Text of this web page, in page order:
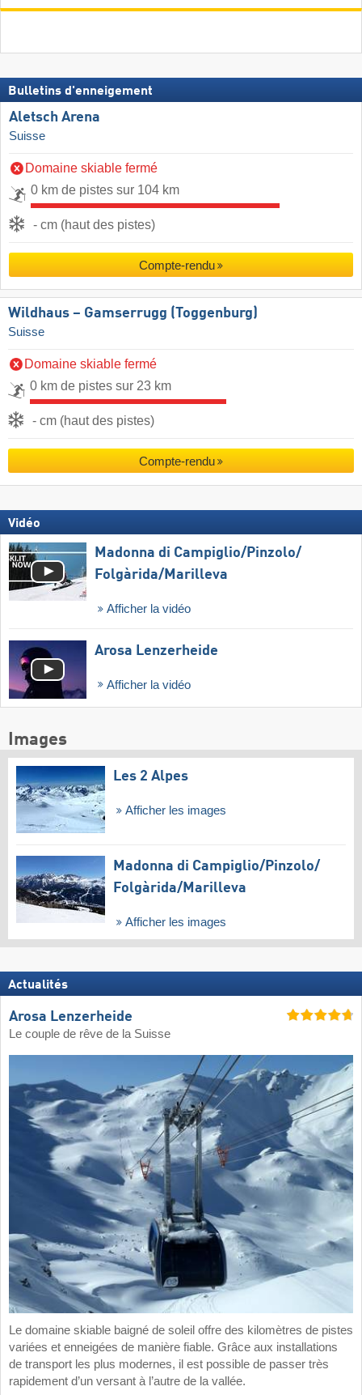
Bulletins d'enneigement
Aletsch Arena
Suisse
Domaine skiable fermé
0 km de pistes sur 104 km
- cm (haut des pistes)
Compte-rendu
Wildhaus – Gamserrugg (Toggenburg)
Suisse
Domaine skiable fermé
0 km de pistes sur 23 km
- cm (haut des pistes)
Compte-rendu
Vidéo
Madonna di Campiglio/​Pinzolo/​
Folgàrida/​Marilleva
Afficher la vidéo
Arosa Lenzerheide
Afficher la vidéo
Images
Les 2 Alpes
Afficher les images
Madonna di Campiglio/​Pinzolo/​
Folgàrida/​Marilleva
Afficher les images
Actualités
Arosa Lenzerheide
Le couple de rêve de la Suisse
Le domaine skiable baigné de soleil offre des kilomètres de pistes
variées et enneigées de manière fiable. Grâce aux installations
de transport les plus modernes, il est possible de passer très
rapidement d’un versant à l’autre de la vallée.